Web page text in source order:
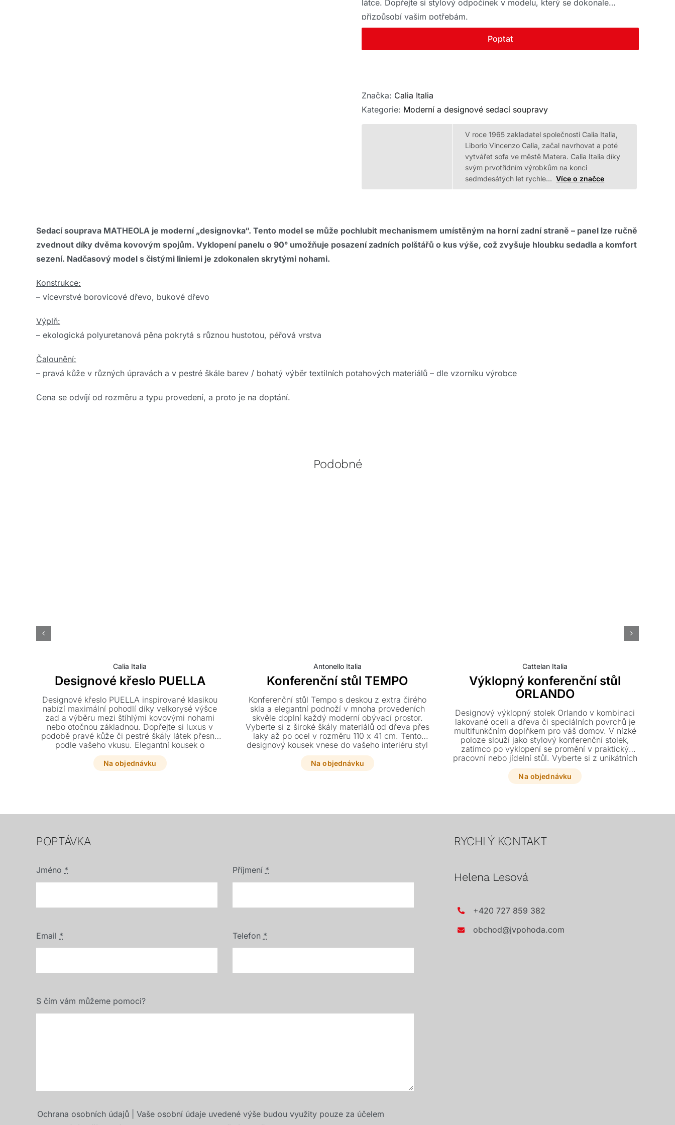
látce. Dopřejte si stylový odpočinek v modelu, který se dokonale
přizpůsobí vašim potřebám.
Poptat
Značka: Calia Italia
Kategorie: Moderní a designové sedací soupravy
V roce 1965 zakladatel společnosti Calia Italia,
Liborio Vincenzo Calia, začal navrhovat a poté
vytvářet sofa ve městě Matera. Calia Italia díky
svým prvotřídním výrobkům na konci
sedmdesátých let rychle… Více o značce
Sedací souprava MATHEOLA je moderní „designovka“. Tento model se může pochlubit mechanismem umístěným na horní zadní straně – panel lze ručně
zvednout díky dvěma kovovým spojům. Vyklopení panelu o 90° umožňuje posazení zadních polštářů o kus výše, což zvyšuje hloubku sedadla a komfort
sezení. Nadčasový model s čistými liniemi je zdokonalen skrytými nohami.
Konstrukce:
– vícevrstvé borovicové dřevo, bukové dřevo
Výplň:
– ekologická polyuretanová pěna pokrytá s různou hustotou, péřová vrstva
Čalounění:
– pravá kůže v různých úpravách a v pestré škále barev / bohatý výběr textilních potahových materiálů – dle vzorníku výrobce
Cena se odvíjí od rozměru a typu provedení, a proto je na doptání.
Podobné
Calia Italia
Designové křeslo PUELLA
Designové křeslo PUELLA inspirované klasikou
nabízí maximální pohodlí díky velkorysé výšce
zad a výběru mezi štíhlými kovovými nohami
nebo otočnou základnou. Dopřejte si luxus v
podobě pravé kůže či pestré škály látek přesně
podle vašeho vkusu. Elegantní kousek o
rozměrech 84 x 94 x 90 cm se stane dokonalým
centrem vaší relaxace.
Na objednávku
Antonello Italia
Konferenční stůl TEMPO
Konferenční stůl Tempo s deskou z extra čirého
skla a elegantní podnoží v mnoha provedeních
skvěle doplní každý moderní obývací prostor.
Vyberte si z široké škály materiálů od dřeva přes
laky až po ocel v rozměru 110 x 41 cm. Tento
designový kousek vnese do vašeho interiéru styl
a lehkost.
Na objednávku
Cattelan Italia
Výklopný konferenční stůl
ORLANDO
Designový výklopný stolek Orlando v kombinaci
lakované oceli a dřeva či speciálních povrchů je
multifunkčním doplňkem pro váš domov. V nízké
poloze slouží jako stylový konferenční stolek,
zatímco po vyklopení se promění v praktický
pracovní nebo jídelní stůl. Vyberte si z unikátních
provedení, jako je ořech Canaletto, pálený dub
nebo kartáčovaný bronz.
Na objednávku
POPTÁVKA
Jméno * Příjmení *
Email * Telefon *
S čím vám můžeme pomoci?
Ochrana osobních údajů | Vaše osobní údaje uvedené výše budou využity pouze za účelem
RYCHLÝ KONTAKT
Helena Lesová
+420 727 859 382
obchod@jvpohoda.com